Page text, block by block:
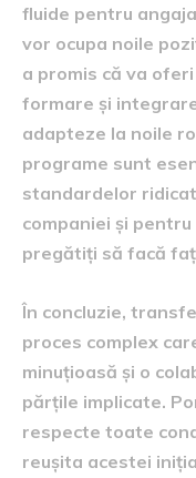
fluide pentru
vor ocupa noile
a promis că va
formare și
adapteze la noile
programe sunt
standardelor
companiei și
pregătiți să facă
În concluzie,
proces complex
minuțioasă și o
părțile implicate.
respecte toate
reușita acestei